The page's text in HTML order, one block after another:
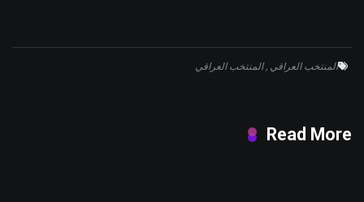
المنتخب العراقي ,المنتخب العراقي
Read More